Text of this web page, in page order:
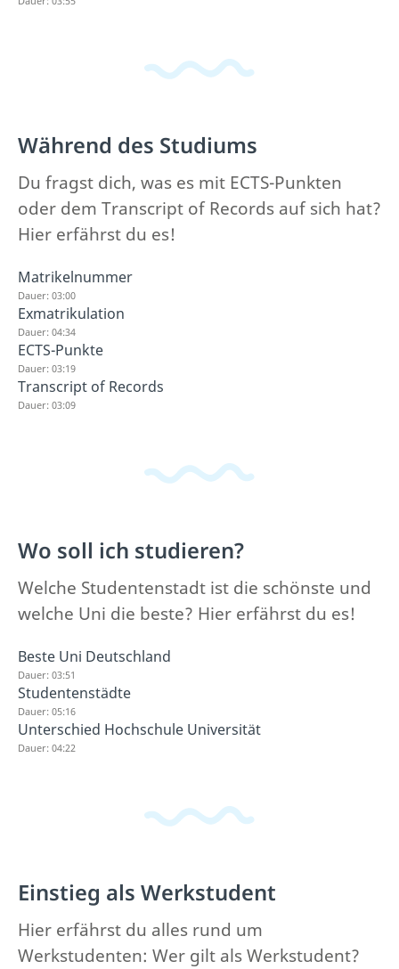
Während des Studiums
Du fragst dich, was es mit ECTS-Punkten
oder dem Transcript of Records auf sich hat?
Hier erfährst du es!
Matrikelnummer
Dauer: 03:00
Exmatrikulation
Dauer: 04:34
ECTS-Punkte
Dauer: 03:19
Transcript of Records
Dauer: 03:09
Wo soll ich studieren?
Welche Studentenstadt ist die schönste und
welche Uni die beste? Hier erfährst du es!
Beste Uni Deutschland
Dauer: 03:51
Studentenstädte
Dauer: 05:16
Unterschied Hochschule Universität
Dauer: 04:22
Einstieg als Werkstudent
Hier erfährst du alles rund um
Werkstudenten: Wer gilt als Werkstudent?